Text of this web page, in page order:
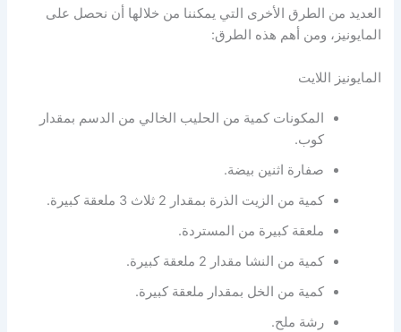
العديد من الطرق الأخرى التي يمكننا من خلالها أن نحصل على
المايونيز، ومن أهم هذه الطرق:
المايونيز اللايت
المكونات كمية من الحليب الخالي من الدسم بمقدار
كوب.
صفارة اثنين بيضة.
كمية من الزيت الذرة بمقدار 2 ثلاث 3 ملعقة كبيرة.
ملعقة كبيرة من المستردة.
كمية من النشا مقدار 2 ملعقة كبيرة.
كمية من الخل بمقدار ملعقة كبيرة.
رشة ملح.